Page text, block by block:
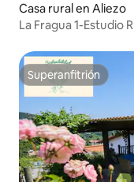
Casa rural en Aliezo
La Fragua 1-Estudio
Superanfitrión
Superanfitrión